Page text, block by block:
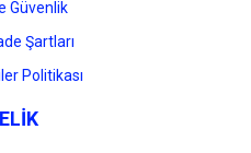
Güvenlik
Şartları
Politikası